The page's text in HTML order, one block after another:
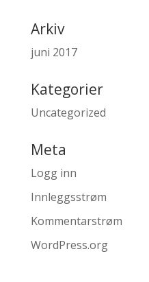
Arkiv
juni 2017
Kategorier
Uncategorized
Meta
Logg inn
Innleggsstrøm
Kommentarstrøm
WordPress.org